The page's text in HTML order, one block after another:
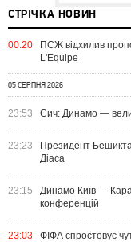
СТРІЧКА НОВИН
00:20
ПСЖ відхилив
L'Equipe
05 СЕРПНЯ 2026
23:53 Сич: Динамо —
23:23
Президент
Діаса
23:15
Динамо Київ —
конференцій
23:03
ФІФА спростовує